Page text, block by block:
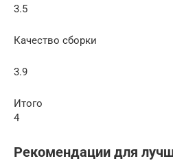
3.5
Качество сборки
3.9
Итого
4
Рекомендации для